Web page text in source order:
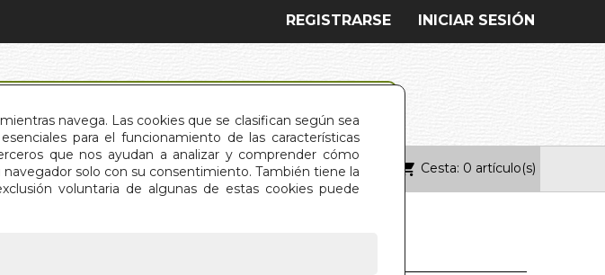
navega. Las cookies que se clasifican según sea
para el funcionamiento de las características
que nos ayudan a analizar y comprender cómo
solo con su consentimiento. También tiene la
voluntaria de algunas de estas cookies puede
INICIAR SESIÓN
REGISTRARSE
SOMOS CONTACTO Cesta: 0 artículo(s)